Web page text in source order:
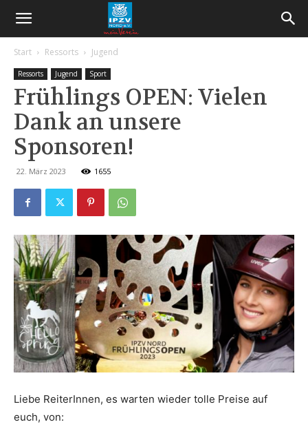
Start Ressorts Jugend
Ressorts Jugend Sport
Frühlings OPEN: Vielen
Dank an unsere
Sponsoren!
22. März 2023 1655
Liebe ReiterInnen, es warten wieder tolle Preise auf
euch, von: